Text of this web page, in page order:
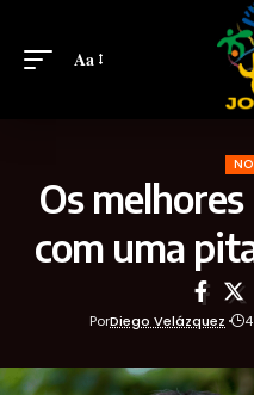
Aa
Os
com uma
PorDiego Velázquez